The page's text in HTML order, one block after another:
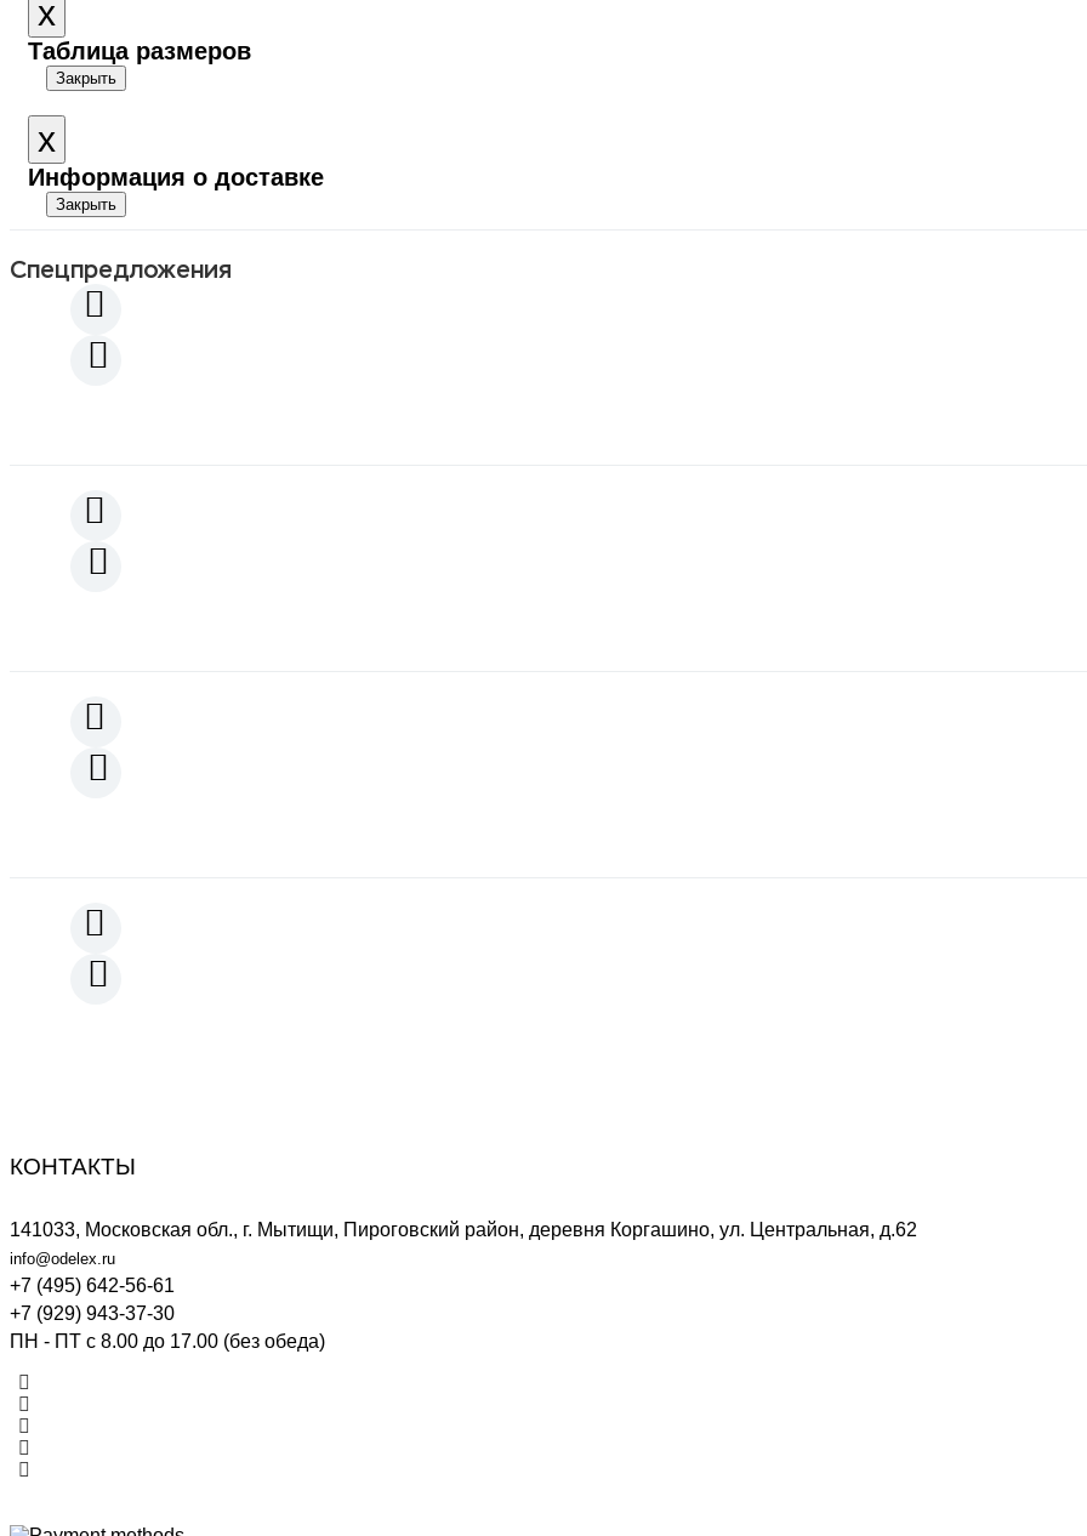
x
Close
Таблица размеров
Закрыть
x
Close
Информация о доставке
Закрыть
Спецпредложения
КОНТАКТЫ
141033, Московская обл., г. Мытищи, Пироговский район, деревня Коргашино, ул. Центральная, д.62
info@odelex.ru
+7 (495) 642-56-61
+7 (929) 943-37-30
ПН - ПТ с 8.00 до 17.00 (без обеда)